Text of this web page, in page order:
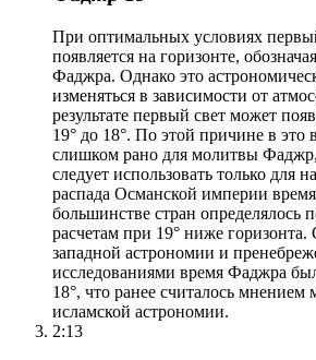
При оптимальных условиях
появляется на горизонте,
Фаджра. Однако это
изменяться в зависимости от
результате первый свет может
19° до 18°. По этой причине в
слишком рано для молитвы
следует использовать только для
распада Османской империи
большинстве стран определялось
расчетам при 19° ниже
западной астрономии и
исследованиями время Фаджра
18°, что ранее считалось мнением
исламской астрономии.
2:13